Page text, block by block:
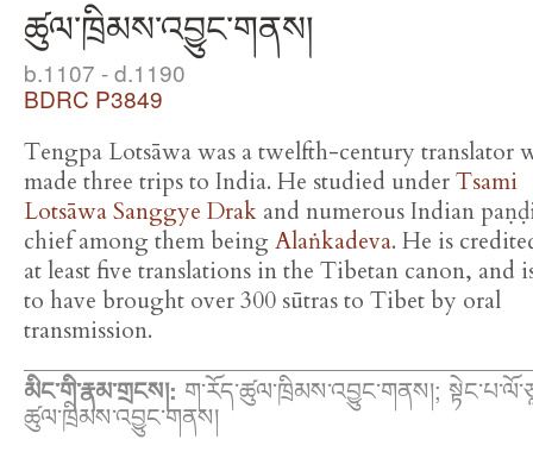
ཚུལ་ཁྲིམས་འབྱུང་གནས།
b.1107 - d.1190
BDRC P3849
Tengpa Lotsāwa was a twelfth-century translator
made three trips to India. He studied underTsami
Lotsāwa Sanggye Drak and numerous Indian
chief among them beingAlaṅkadeva. He is
at least five translations in the Tibetan canon, and
to have brought over 300 sūtras to Tibet by oral
transmission.
མིང་གི་རྣམ་གྲངས།: ག་རོད་ཚུལ་ཁྲིམས་འབྱུང་གནས།;
ཚུལ་ཁྲིམས་འབྱུང་གནས།